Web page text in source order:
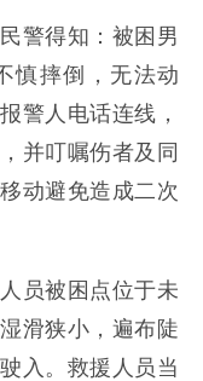
警得知：被困男
慎摔倒，无法动
警人电话连线，
并叮嘱伤者及同
动避免造成二次
员被困点位于未
滑狭小，遍布陡
入。救援人员当